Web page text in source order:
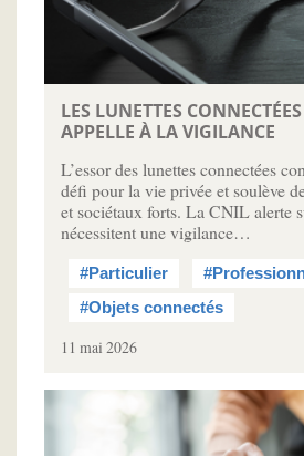
LES LUNETTES
APPELLE À LA VIGILANCE
L’essor des lunettes connectées
défi pour la vie privée et soulève
et sociétaux forts. La CNIL alerte
nécessitent une vigilance…
#Particulier
#Objets connectés
11 mai 2026